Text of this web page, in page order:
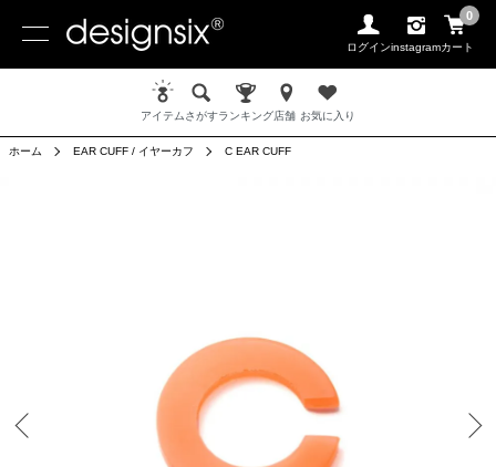
ログインinstagram
0
カート
アイテムさがすランキング店舗 お気に入り
ホーム EAR CUFF / イヤーカフ C EAR CUFF